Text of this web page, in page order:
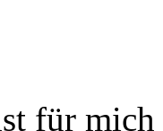
für mich